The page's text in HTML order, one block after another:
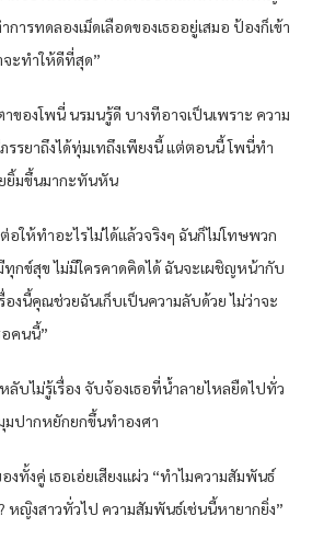
ารทดลองเม็ดเลือดของเธออยู่เสมอ ป้องก็เข้า
จะทำให้ดีที่สุด”
าของโพนี่ นรมนรู้ดี บางทีอาจเป็นเพราะ ความ
รยาถึงได้ทุ่มเทถึงเพียงนี้ แต่ตอนนี้ โพนี่ทำ
ยยิ้มขึ้นมากะทันหัน
อให้ทำอะไรไม่ได้แล้วจริงๆ ฉันก็ไม่โทษพวก
ทุกข์สุข ไม่มีใครคาดคิดได้ ฉันจะเผชิญหน้ากับ
งนี้คุณช่วยฉันเก็บเป็นความลับด้วย ไม่ว่าจะ
อคนนี้”
ไม่รู้เรื่อง จับจ้องเธอที่น้ำลายไหลยืดไปทั่ว
มปากหยักยกขึ้นทำองศา
ทั้งคู่ เธอเอ่ยเสียงแผ่ว “ทำไมความสัมพันธ์
หญิงสาวทั่วไป ความสัมพันธ์เช่นนี้หายากยิ่ง”